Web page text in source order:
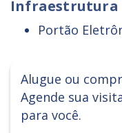
Infraestrutura
Portão
Alugue ou
Agende sua
para você.